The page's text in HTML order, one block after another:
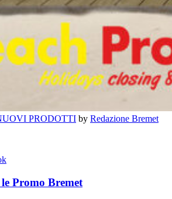
PRODOTTI by Redazione Bremet
Promo Bremet